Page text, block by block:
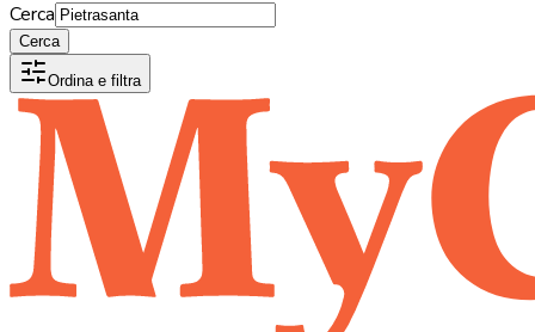
Cerca
Cerca
Ordina e filtra